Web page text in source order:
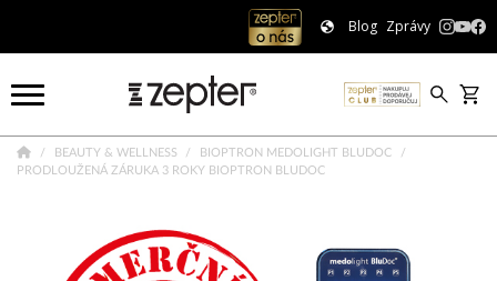
Blog Zprávy
BEAUTY & WELLNESS
BIOPTRON MEDOLIGHT BLUDOC
PRODLOUŽENÁ ZÁRUKA 3 ROKY BIOPTRON BLUDOC